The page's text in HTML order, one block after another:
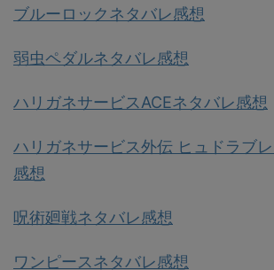
ブルーロックネタバレ感想
弱虫ペダルネタバレ感想
ハリガネサービスACEネタバレ感想
ハリガネサービス外伝 ヒュドラブ
感想
呪術廻戦ネタバレ感想
ワンピースネタバレ感想